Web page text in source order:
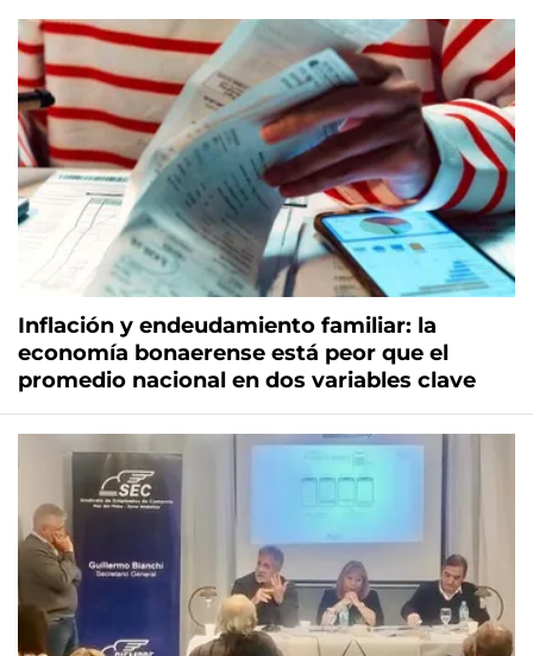
Inflación y endeudamiento familiar: la
economía bonaerense está peor que el
promedio nacional en dos variables clave